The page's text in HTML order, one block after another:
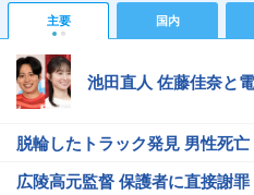
主要 国内
池田直人 佐藤佳奈と
脱輪したトラック発見 男性死亡
広陵高元監督 保護者に直接謝罪